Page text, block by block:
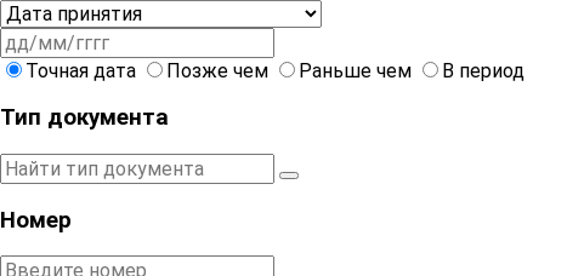
Точная дата Позже чем Раньше чем В период
Тип документа
Номер